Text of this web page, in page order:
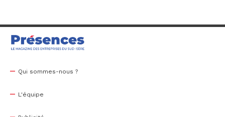
Qui sommes-nous ?
L'équipe